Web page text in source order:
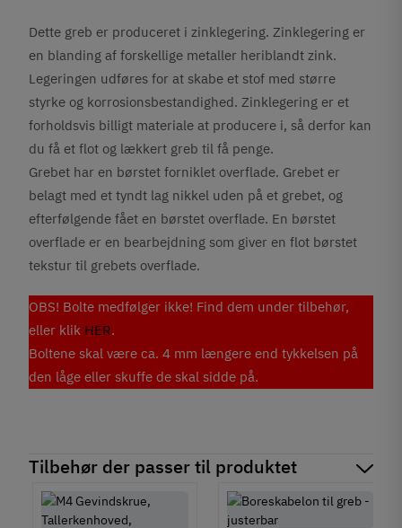
Dette greb er produceret i zinklegering. Zinklegering er
en blanding af forskellige metaller heriblandt zink.
Legeringen udføres for at skabe et stof med større
styrke og korrosionsbestandighed. Zinklegering er et
forholdsvis billigt materiale at producere i, så derfor kan
du få et flot og lækkert greb til få penge.
Grebet har en børstet forniklet overflade. Grebet er
belagt med et tyndt lag nikkel uden på et grebet, og
efterfølgende fået en børstet overflade. En børstet
overflade er en bearbejdning som giver en flot børstet
tekstur til grebets overflade.
OBS! Bolte medfølger ikke! Find dem under tilbehør,
eller klik HER.
Boltene skal være ca. 4 mm længere end tykkelsen på
den låge eller skuffe de skal sidde på.
Tilbehør der passer til produktet